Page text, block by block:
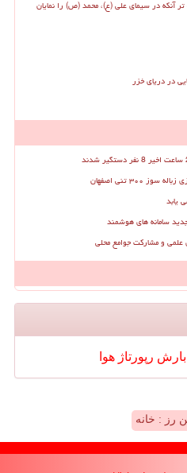
در سیمای علی (ع)، محمد (ص) را نمایان
در دریای خزر
تنی اصفهان
یابد
سامانه های هوشمند
علمی و مشارکت جوامع محلی
بارش رپورتاژ هوا
رز : خانه